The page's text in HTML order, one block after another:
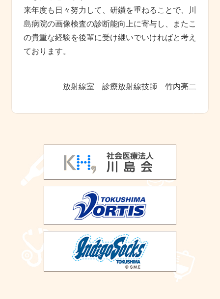
来年度も日々努力して、研鑽を重ねることで、川
島病院の画像検査の診断能向上に寄与し、またこ
の貴重な経験を後輩に受け継いでいければと考え
ております。
放射線室 診療放射線技師 竹内亮二